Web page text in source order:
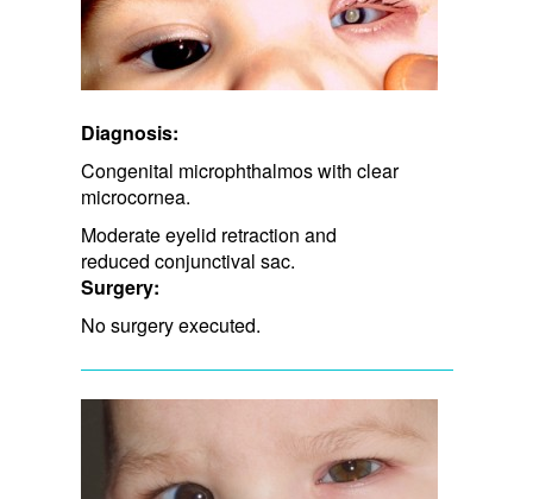
Diagnosis:
Congenital microphthalmos with clear
microcornea.
Moderate eyelid retraction and​
reduced conjunctival sac.
Surgery:
No surgery executed.